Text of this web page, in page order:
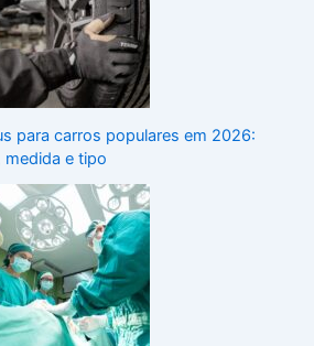
para carros populares em 2026:
medida e tipo